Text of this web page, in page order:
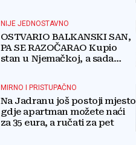
NIJE JEDNOSTAVNO
OSTVARIO BALKANSKI SAN,
PA SE RAZOČARAO Kupio
stan u Njemačkoj, a sada
MIRNO I PRISTUPAČNO
Na Jadranu još postoji mjesto
gdje apartman možete naći
za 35 eura, a ručati za pet